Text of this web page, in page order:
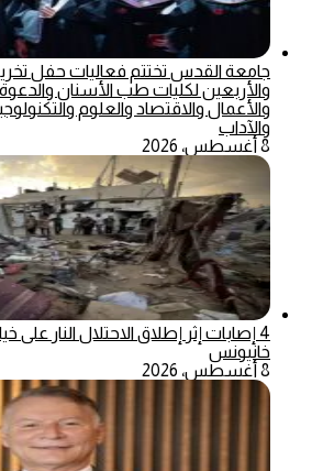
جامعة القدس تختتم فعاليات حفل
والأربعين لكليات طب الأسنان
والأعمال والاقتصاد والعلوم
والآداب
8 أغسطس، 2026
4 إصابات إثر إطلاق الاحتلال النار على
خانيونس
8 أغسطس، 2026